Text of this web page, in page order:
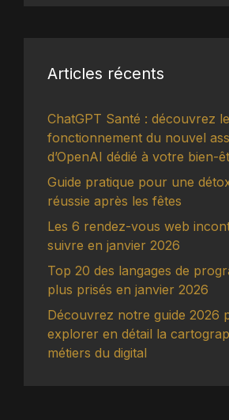
Articles récents
ChatGPT Santé : découvrez le
fonctionnement du nouvel
d’OpenAI dédié à votre bien-
Guide pratique pour une
réussie après les fêtes
Les 6 rendez-vous web
suivre en janvier 2026
Top 20 des langages de
plus prisés en janvier 2026
Découvrez notre guide 2026
explorer en détail la
métiers du digital